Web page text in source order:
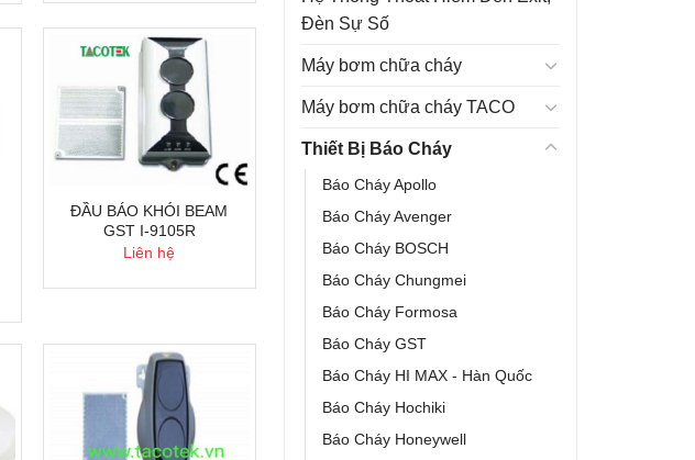
ĐẦU BÁO KHÓI BEAM
GST I-9105R
Liên hệ
Đèn Sự Số
Máy bơm chữa cháy
Máy bơm chữa cháy TACO
Thiết Bị Báo Cháy
Báo Cháy Apollo
Báo Cháy Avenger
Báo Cháy BOSCH
Báo Cháy Chungmei
Báo Cháy Formosa
Báo Cháy GST
Báo Cháy HI MAX - Hàn Quốc
Báo Cháy Hochiki
Báo Cháy Honeywell